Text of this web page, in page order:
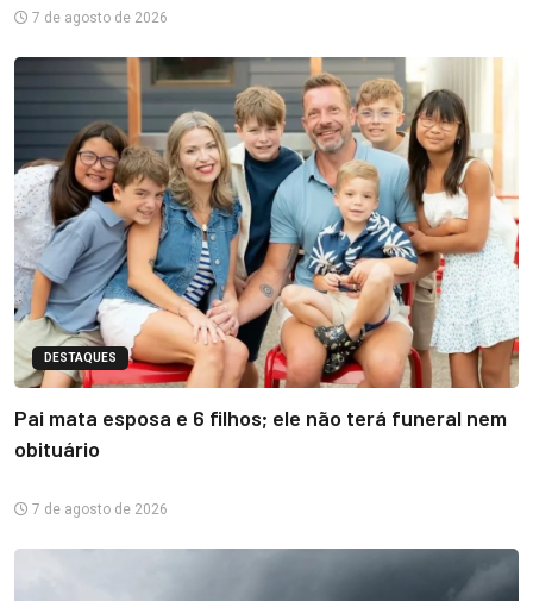
7 de agosto de 2026
DESTAQUES
Pai mata esposa e 6 filhos; ele não terá funeral nem
obituário
7 de agosto de 2026